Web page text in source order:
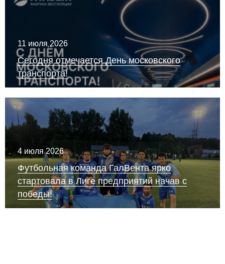
11 июля 2026
Сегодня отмечается День московского
транспорта!
4 июля 2026
Футбольная команда ГалВента ярко
стартовала в Лиге предприятий начав с
победы!